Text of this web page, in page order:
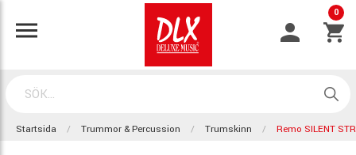
0
Startsida Trummor & Percussion Trumskinn Remo SILENT